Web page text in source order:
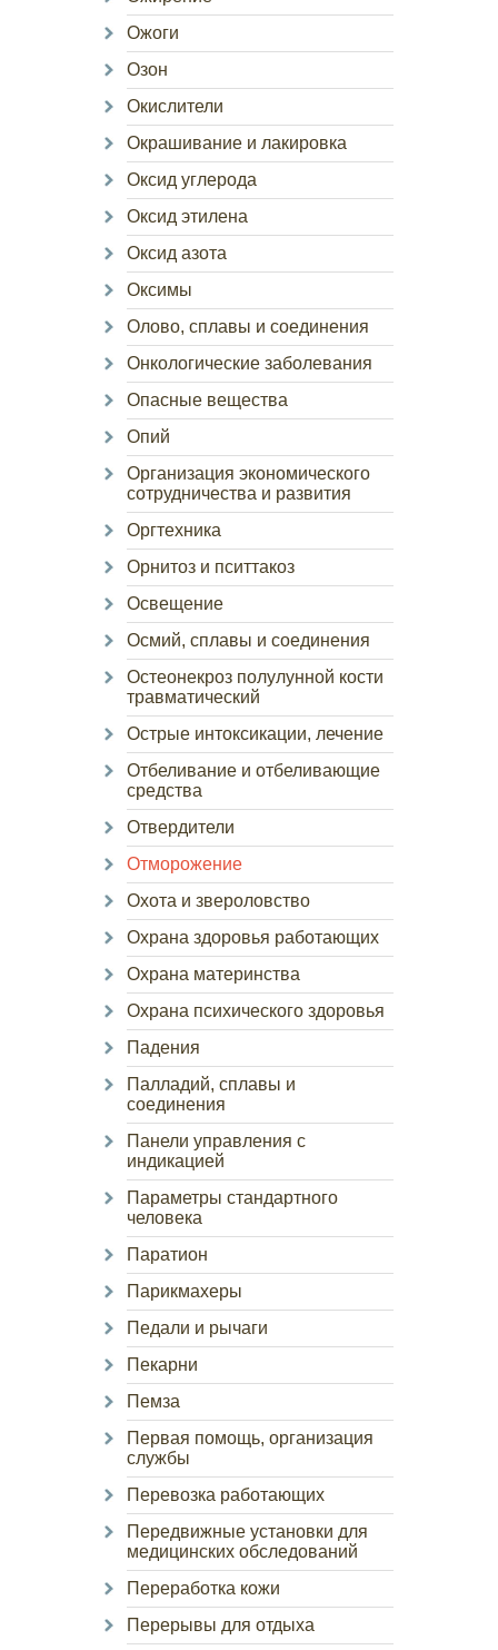
Ожоги
Озон
Окислители
Окрашивание и лакировка
Оксид углерода
Оксид этилена
Оксид азота
Оксимы
Олово, сплавы и соединения
Онкологические заболевания
Опасные вещества
Опий
Организация экономического
сотрудничества и развития
Оргтехника
Орнитоз и пситтакоз
Освещение
Осмий, сплавы и соединения
Остеонекроз полулунной кости
травматический
Острые интоксикации, лечение
Отбеливание и отбеливающие
средства
Отвердители
Отморожение
Охота и звероловство
Охрана здоровья работающих
Охрана материнства
Охрана психического здоровья
Падения
Палладий, сплавы и
соединения
Панели управления с
индикацией
Параметры стандартного
человека
Паратион
Парикмахеры
Педали и рычаги
Пекарни
Пемза
Первая помощь, организация
службы
Перевозка работающих
Передвижные установки для
медицинских обследований
Переработка кожи
Перерывы для отдыха